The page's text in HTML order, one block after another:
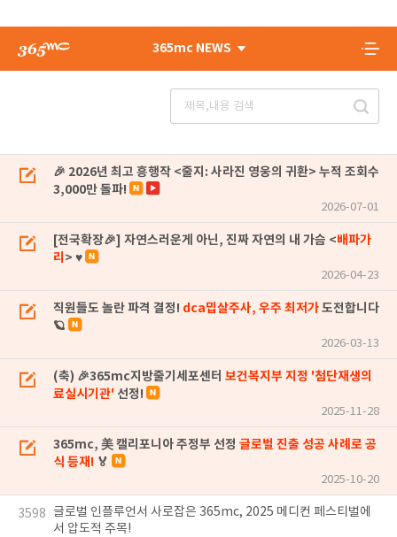
365mc NEWS
🎉 2026년 최고 흥행작 <줄지: 사라진 영웅의 귀환> 누적 조회수
3,000만 돌파!
2026-07-01
[전국확장🎉] 자연스러운게 아닌, 진짜 자연의 내 가슴 <배파가
리 > ♥
2026-04-23
직원들도 놀란 파격 결정! dca밉살주사, 우주 최저가도전합니다
🪐
2026-03-13
(축) 🎉365mc지방줄기세포센터 보건복지부 지정 '첨단재생의
료실시기관' 선정!
2025-11-28
365mc, 美 캘리포니아 주정부 선정 글로벌 진출 성공 사례로 공
식 등재! 🏅
2025-10-20
3598 글로벌 인플루언서 사로잡은 365mc, 2025 메디컨 페스티벌에
서 압도적 주목!